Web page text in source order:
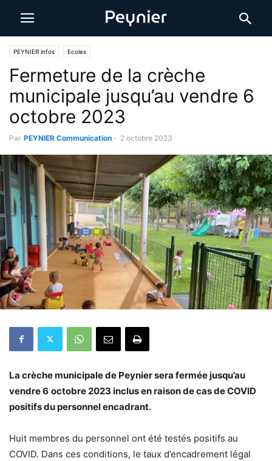
PEYNIER infos Ecoles
Fermeture de la crèche
municipale jusqu’au vendre 6
octobre 2023
Par PEYNIER Communication - 2 octobre 2023
La crèche municipale de Peynier sera fermée jusqu’au
vendre 6 octobre 2023 inclus en raison de cas de COVID
positifs du personnel encadrant.
Huit membres du personnel ont été testés positifs au
COVID. Dans ces conditions, le taux d’encadrement légal